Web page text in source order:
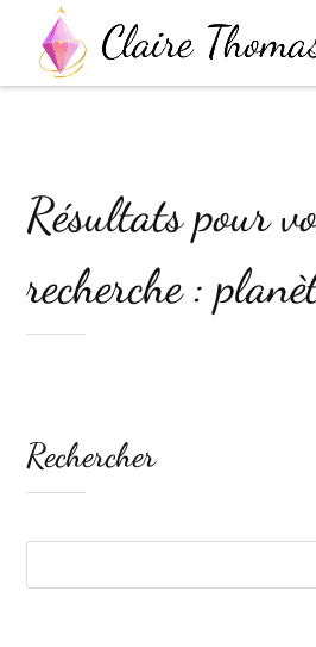
Résultats pour
recherche :
Rechercher